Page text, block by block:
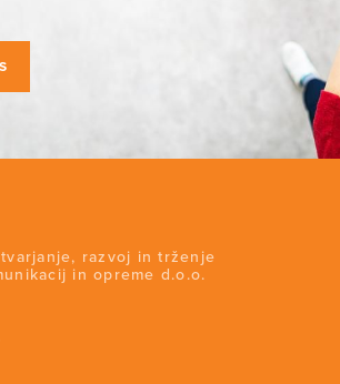
razvoj in trženje
in opreme d.o.o.